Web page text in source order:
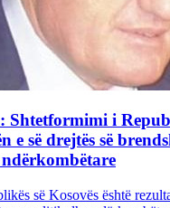
Shtetformimi i
e së drejtës së
së Kosovës është